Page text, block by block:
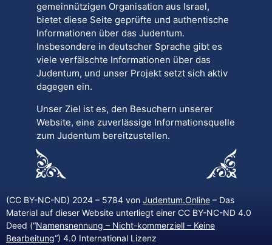
gemeinnützigen Organisation aus Israel,
bietet diese Seite geprüfte und authentische
Informationen über das Judentum.
Insbesondere in deutscher Sprache gibt es
viele verfälschte Informationen über das
Judentum, und unser Projekt setzt sich aktiv
dagegen ein.
Unser Ziel ist es, den Besuchern unserer
Website, eine zuverlässige Informationsquelle
zum Judentum bereitzustellen.
(CC BY-NC-ND) 2024 – 5784 von Judentum.Online – Das
Material auf dieser Website unterliegt einer CC BY-NC-ND 4.0
Deed (“Namensnennung – Nicht-kommerziell – Keine
Bearbeitung“) 4.0 International Lizenz